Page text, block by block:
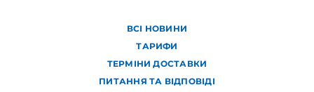
ВСІ НОВИНИ
ТАРИФИ
ТЕРМІНИ ДОСТАВКИ
ПИТАННЯ ТА ВІДПОВІДІ